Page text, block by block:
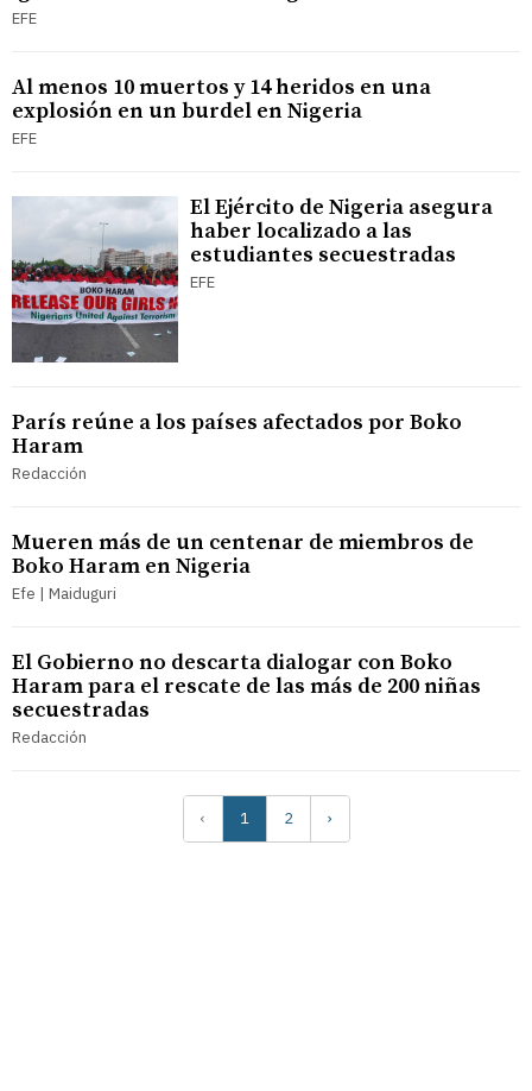
EFE
Al menos 10 muertos y 14 heridos en una
explosión en un burdel en Nigeria
EFE
El Ejército de Nigeria asegura
haber localizado a las
estudiantes secuestradas
EFE
París reúne a los países afectados por Boko
Haram
Redacción
Mueren más de un centenar de miembros de
Boko Haram en Nigeria
Efe | Maiduguri
El Gobierno no descarta dialogar con Boko
Haram para el rescate de las más de 200 niñas
secuestradas
Redacción
‹ 1 2 ›